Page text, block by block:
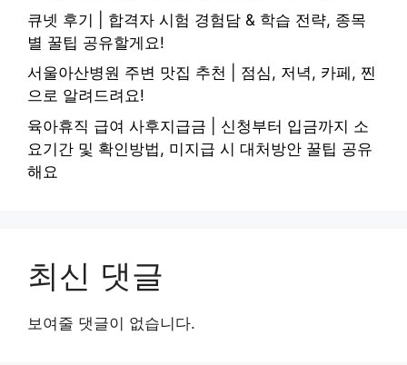
큐넷 후기 | 합격자 시험 경험담 & 학습 전략, 종목
별 꿀팁 공유할게요!
서울아산병원 주변 맛집 추천 | 점심, 저녁, 카페, 찐
으로 알려드려요!
육아휴직 급여 사후지급금 | 신청부터 입금까지 소
요기간 및 확인방법, 미지급 시 대처방안 꿀팁 공유
해요
최신 댓글
보여줄 댓글이 없습니다.